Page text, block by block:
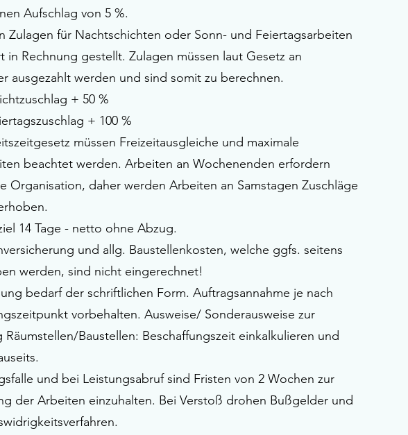
Aufschlag von 5 %.
Zulagen für Nachtschichten oder Sonn- und Feiertagsarbeiten
in Rechnung gestellt. Zulagen müssen laut Gesetz an
ausgezahlt werden und sind somit zu berechnen.
+ 50 %
+ 100 %
müssen Freizeitausgleiche und maximale
beachtet werden. Arbeiten an Wochenenden erfordern
Organisation, daher werden Arbeiten an Samstagen Zuschläge
14 Tage - netto ohne Abzug.
und allg. Baustellenkosten, welche ggfs. seitens
werden, sind nicht eingerechnet!
bedarf der schriftlichen Form. Auftragsannahme je nach
vorbehalten. Ausweise/ Sonderausweise zur
Räumstellen/Baustellen: Beschaffungszeit einkalkulieren und
und bei Leistungsabruf sind Fristen von 2 Wochen zur
der Arbeiten einzuhalten. Bei Verstoß drohen Bußgelder und